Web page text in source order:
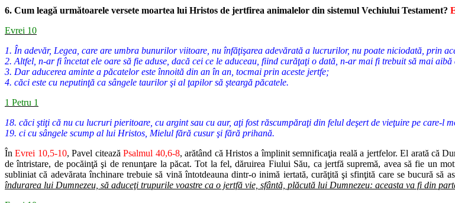
6. Cum leagă următoarele versete moartea lui Hristos de jertfirea animalelor din sistemul Vechiului Testament?
Evrei 10
1. În adevăr, Legea, care are umbra bunurilor viitoare, nu înfăţişarea adevărată a lucrurilor, nu poate niciodată, prin
2. Altfel, n-ar fi încetat ele oare să fie aduse, dacă cei ce le aduceau, fiind curăţaţi o dată, n-ar mai fi trebuit să mai aibă
3. Dar aducerea aminte a păcatelor este înnoită din an în an, tocmai prin aceste jertfe;
4. căci este cu neputinţă ca sângele taurilor şi al ţapilor să şteargă păcatele.
1 Petru 1
18. căci ştiţi că nu cu lucruri pieritoare, cu argint sau cu aur, aţi fost răscumpăraţi din felul deşert de vieţuire pe care-l
19. ci cu sângele scump al lui Hristos, Mielul fără cusur şi fără prihană.
ÎnEvrei 10,5-10, Pavel citeazăPsalmul 40,6-8, arătând că Hristos a împlinit semnificaţia reală a jertfelor. El arată că
de întristare, de pocăinţă şi de renunţare la păcat. Tot la fel, dăruirea Fiului Său, ca jertfă supremă, avea să fie un
subliniat că adevărata închinare trebuie să vină întotdeauna dintr-o inimă iertată, curăţită şi sfinţită care se bucură să
îndurarea lui Dumnezeu, să aduceţi trupurile voastre ca o jertfă vie, sfântă, plăcută lui Dumnezeu: aceasta va fi din